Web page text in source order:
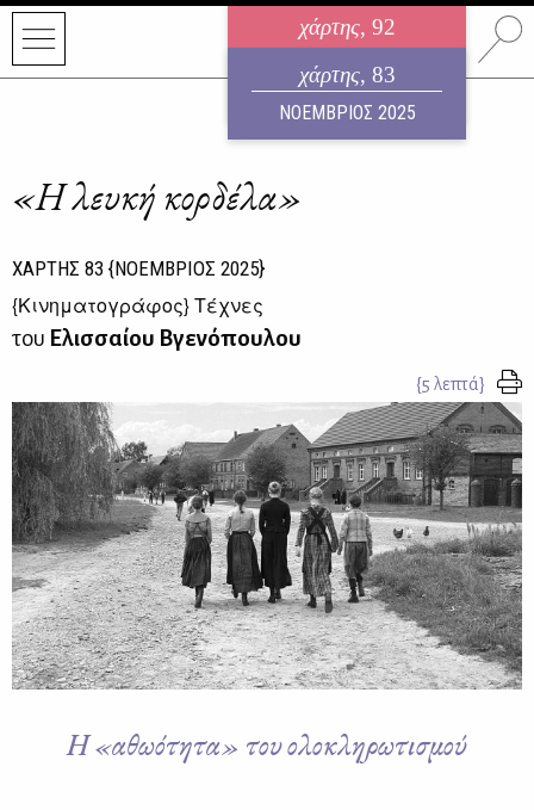
χάρτης, 92
ηλεκτρονικό περιοδικό
ΑΥΓΟΥΣΤΟΣ 2026
χάρτης, 83
ΝΟΕΜΒΡΙΟΣ 2025
«Η λευκή κορδέλα»
ΧΑΡΤΗΣ 83 {ΝΟΕΜΒΡΙΟΣ 2025}
{Κινηματογράφος} Τέχνες
του Ελισσαίου Βγενόπουλου
{5 λεπτά}
Η «αθωότητα» του ολοκληρωτισμού